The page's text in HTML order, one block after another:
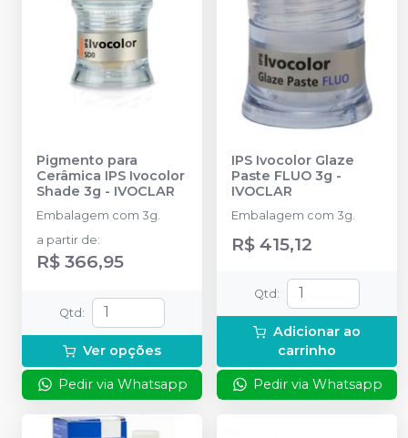
Pigmento para
Cerâmica IPS Ivocolor
Shade 3g - IVOCLAR
Embalagem com 3g.
a partir de:
R$ 366,95
Qtd :
Ver opções
Pedir via Whatsapp
IPS Ivocolor Glaze
Paste FLUO 3g -
IVOCLAR
Embalagem com 3g.
R$ 415,12
Qtd :
Adicionar ao
carrinho
Pedir via Whatsapp